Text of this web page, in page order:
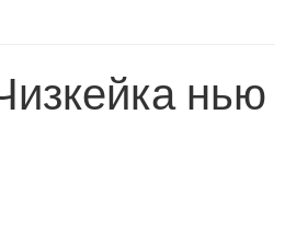
нью